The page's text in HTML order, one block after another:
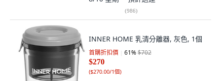
(986)
INNER HOME 乳清分離器, 灰色, 1個
首購折扣價 61%$702
$270
($270.00/1個)